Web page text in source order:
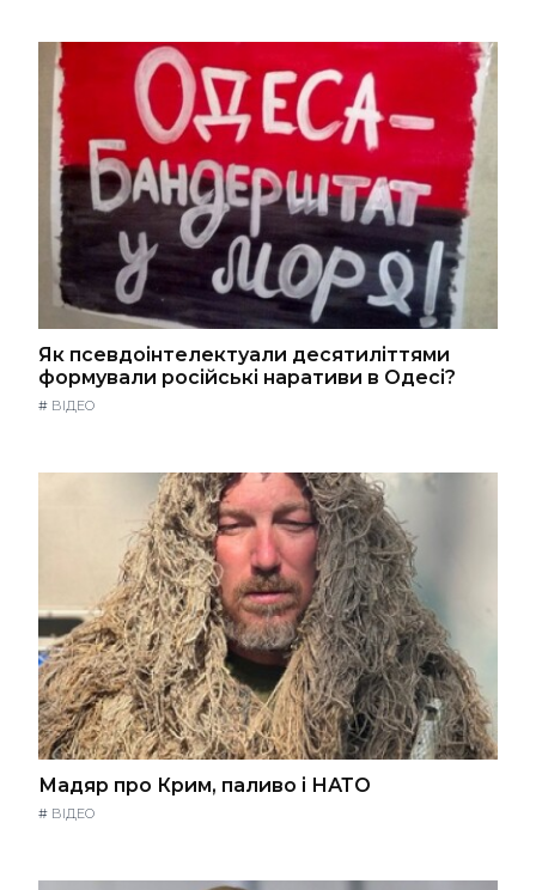
Як псевдоінтелектуали десятиліттями
формували російські наративи в Одесі?
# ВІДЕО
Мадяр про Крим, паливо і НАТО
# ВІДЕО